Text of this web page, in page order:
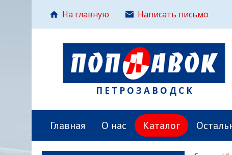
На главную Написать письмо
ПЕТРОЗАВОДСК
Главная О нас Каталог